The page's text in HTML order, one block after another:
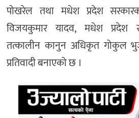
पोखरेल तथा मधेश प्रदेश
विजयकुमार यादव, मधेश प्रदेश
तत्कालीन कानुन अधिकृत गोकुल
प्रतिवादी बनाएको छ ।